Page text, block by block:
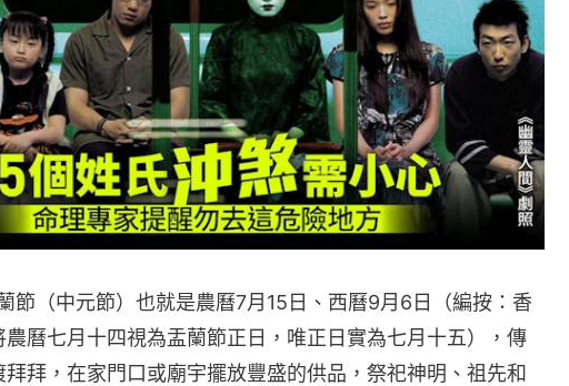
節（中元節）也就是農曆7月15日、西曆9月6日（編按：香
農曆七月十四視為盂蘭節正日，唯正日實為七月十五），傳
拜，在家門口或廟宇擺放豐盛的供品，祭祀神明、祖先和